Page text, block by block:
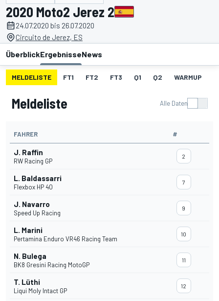
2020 Moto2 Jerez 2
24.07.2020 bis 26.07.2020
Circuito de Jerez, ES
ÜberblickErgebnisseNews
MELDELISTE FT1 FT2 FT3 Q1 Q2 WARMUP
Meldeliste Alle Daten
FAHRER #
J. Raffin
RW Racing GP
2
L. Baldassarri
Flexbox HP 40
7
J. Navarro
Speed Up Racing
9
L. Marini
Pertamina Enduro VR46 Racing Team
10
N. Bulega
BK8 Gresini Racing MotoGP
11
T. Lüthi
Liqui Moly Intact GP
12